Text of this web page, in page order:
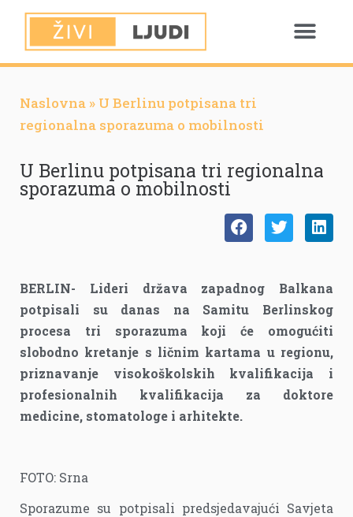
Naslovna » U Berlinu potpisana tri
regionalna sporazuma o mobilnosti
U Berlinu potpisana tri regionalna
sporazuma o mobilnosti
BERLIN- Lideri država zapadnog Balkana
potpisali su danas na Samitu Berlinskog
procesa tri sporazuma koji će omogućiti
slobodno kretanje s ličnim kartama u regionu,
priznavanje visokoškolskih kvalifikacija i
profesionalnih kvalifikacija za doktore
medicine, stomatologe i arhitekte.
FOTO: Srna
Sporazume su potpisali predsjedavajući Savjeta